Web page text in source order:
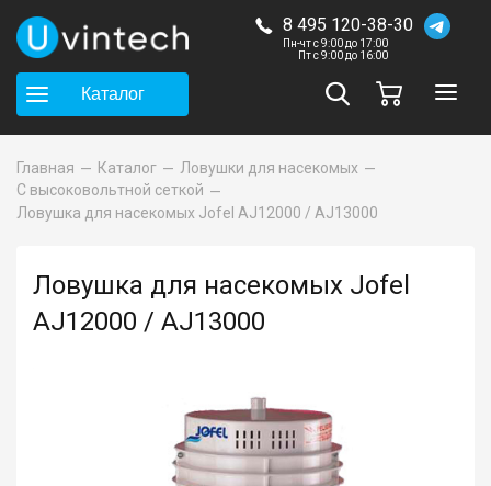
8 495 120-38-30
Пн-чт с 9:00 до 17:00
Пт с 9:00 до 16:00
Каталог
Главная Каталог
Ловушки для насекомых
С высоковольтной сеткой
Ловушка для насекомых Jofel AJ12000 / AJ13000
Ловушка для насекомых Jofel
AJ12000 / AJ13000